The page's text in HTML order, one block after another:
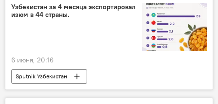
Узбекистан за 4 месяца экспортировал
изюм в 44 страны.
6 июня, 20:16
Sputnik Узбекистан